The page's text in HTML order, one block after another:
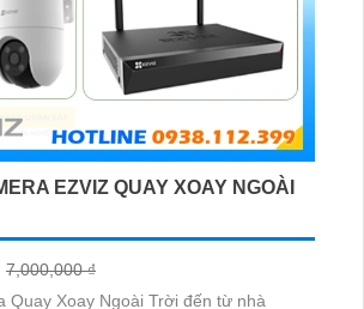
EZVIZ QUAY XOAY NGOÀI
7,000,000 ₫
Quay Xoay Ngoài Trời đến từ nhà